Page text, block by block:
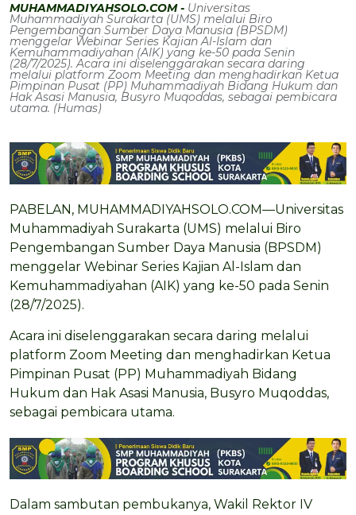
MUHAMMADIYAHSOLO.COM - Universitas
Muhammadiyah Surakarta (UMS) melalui Biro
Pengembangan Sumber Daya Manusia (BPSDM)
menggelar Webinar Series Kajian Al-Islam dan
Kemuhammadiyahan (AIK) yang ke-50 pada Senin
(28/7/2025). Acara ini diselenggarakan secara daring
melalui platform Zoom Meeting dan menghadirkan Ketua
Pimpinan Pusat (PP) Muhammadiyah Bidang Hukum dan
Hak Asasi Manusia, Busyro Muqoddas, sebagai pembicara
utama. (Humas)
PABELAN, MUHAMMADIYAHSOLO.COM—Universitas
Muhammadiyah Surakarta (UMS) melalui Biro
Pengembangan Sumber Daya Manusia (BPSDM)
menggelar Webinar Series Kajian Al-Islam dan
Kemuhammadiyahan (AIK) yang ke-50 pada Senin
(28/7/2025).
Acara ini diselenggarakan secara daring melalui
platform Zoom Meeting dan menghadirkan Ketua
Pimpinan Pusat (PP) Muhammadiyah Bidang
Hukum dan Hak Asasi Manusia, Busyro Muqoddas,
sebagai pembicara utama.
Dalam sambutan pembukanya, Wakil Rektor IV